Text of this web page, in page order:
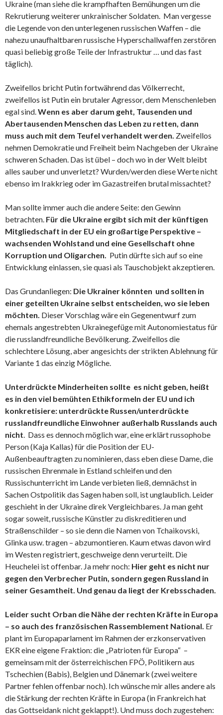
Ukraine (man siehe die krampfhaften Bemühungen um die
Rekrutierung weiterer unkrainischer Soldaten. Man vergesse
die Legende von den unterlegenen russischen Waffen – die
nahezu unaufhaltbaren russische Hyperschallwaffen zerstören
quasi beliebig große Teile der Infrastruktur … und das fast
täglich).
Zweifellos bricht Putin fortwährend das Völkerrecht,
zweifellos ist Putin ein brutaler Agressor, dem Menschenleben
egal sind.Wenn es aber darum geht, Tausenden und
Abertausenden Menschen das Leben zu retten, dann
muss auch mit dem Teufel verhandelt werden. Zweifellos
nehmen Demokratie und Freiheit beim Nachgeben der Ukraine
schweren Schaden. Das ist übel – doch wo in der Welt bleibt
alles sauber und unverletzt? Wurden/werden diese Werte nicht
ebenso im Irakkrieg oder im Gazastreifen brutal missachtet?
Man sollte immer auch die andere Seite: den Gewinn
betrachten. Für die Ukraine ergibt sich mit der künftigen
Mitgliedschaft in der EU ein großartige Perspektive –
wachsenden Wohlstand und eine Gesellschaft ohne
Korruption und Oligarchen. Putin dürfte sich auf so eine
Entwicklung einlassen, sie quasi als Tauschobjekt akzeptieren.
Das Grundanliegen: Die Ukrainer könnten und sollten in
einer geteilten Ukraine selbst entscheiden, wo sie leben
möchten. Dieser Vorschlag wäre ein Gegenentwurf zum
ehemals angestrebten Ukrainegefüge mit Autonomiestatus für
die russlandfreundliche Bevölkerung. Zweifellos die
schlechtere Lösung, aber angesichts der strikten Ablehnung für
Variante 1 das einzig Mögliche.
Unterdrückte Minderheiten sollte es nicht geben, heißt
es in den viel bemühten Ethikformeln der EU und ich
konkretisiere: unterdrückte Russen/unterdrückte
russlandfreundliche Einwohner außerhalb Russlands auch
nicht. Dass es dennoch möglich war, eine erklärt russophobe
Person (Kaja Kallas) für die Position der EU-
Außenbeauftragten zu nominieren, dass eben diese Dame, die
russischen Ehrenmale in Estland schleifen und den
Russischunterricht im Lande verbieten ließ, demnächst in
Sachen Ostpolitik das Sagen haben soll, ist unglaublich. Leider
geschieht in der Ukraine direk Vergleichbares. Ja man geht
sogar soweit, russische Künstler zu diskreditieren und
Straßenschilder – so sie denn die Namen von Tchaikovski,
Glinka usw. tragen – abzumontieren. Kaum etwas davon wird
im Westen registriert, geschweige denn verurteilt. Die
Heuchelei ist offenbar. Ja mehr noch: Hier geht es nicht nur
gegen den Verbrecher Putin, sondern gegen Russland in
seiner Gesamtheit. Und genau da liegt der Krebsschaden.
Leider sucht Orban die Nähe der rechten Kräfte in Europa
– so auch des französischen Rassemblement National. Er
plant im Europaparlament im Rahmen der erzkonservativen
EKR eine eigene Fraktion: die „Patrioten für Europa“ –
gemeinsam mit der österreichischen FPÖ, Politikern aus
Tschechien (Babis), Belgien und Dänemark (zwei weitere
Partner fehlen offenbar noch). Ich wünsche mir alles andere als
die Stärkung der rechten Kräfte in Europa (in Frankreich hat
das Gottseidank nicht geklappt!). Und muss doch zugestehen: